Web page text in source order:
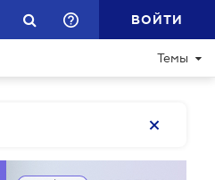
ВОЙТИ
Темы